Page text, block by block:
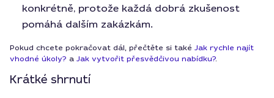
konkrétně, protože každá dobrá zkušenost
pomáhá dalším zakázkám.
Pokud chcete pokračovat dál, přečtěte si také Jak rychle najít
vhodné úkoly? a Jak vytvořit přesvědčivou nabídku?.
Krátké shrnutí